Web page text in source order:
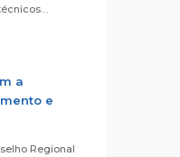
a
e
Regional